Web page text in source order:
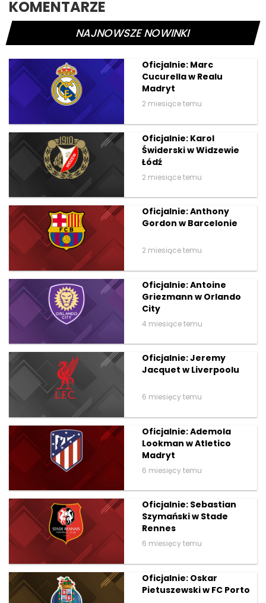
KOMENTARZE
NAJNOWSZE NOWINKI
Oficjalnie: Marc
Cucurella w Realu
Madryt
2 miesiące temu
Oficjalnie: Karol
Świderski w Widzewie
Łódź
2 miesiące temu
Oficjalnie: Anthony
Gordon w Barcelonie
2 miesiące temu
Oficjalnie: Antoine
Griezmann w Orlando
City
4 miesiące temu
Oficjalnie: Jeremy
Jacquet w Liverpoolu
6 miesięcy temu
Oficjalnie: Ademola
Lookman w Atletico
Madryt
6 miesięcy temu
Oficjalnie: Sebastian
Szymański w Stade
Rennes
6 miesięcy temu
Oficjalnie: Oskar
Pietuszewski w FC Porto